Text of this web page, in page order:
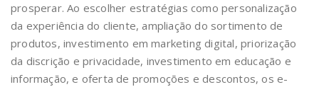
prosperar. Ao escolher estratégias como personalização
da experiência do cliente, ampliação do sortimento de
produtos, investimento em marketing digital, priorização
da discrição e privacidade, investimento em educação e
informação, e oferta de promoções e descontos, os e-